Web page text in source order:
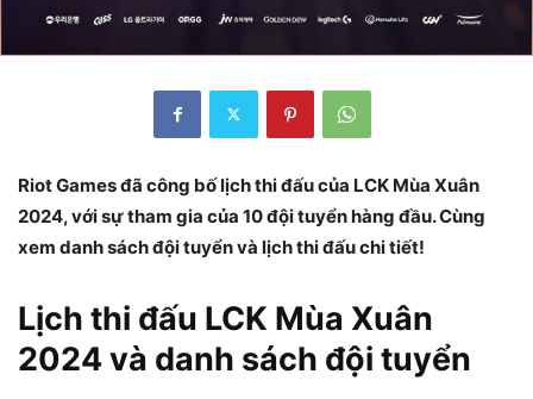
Riot Games đã công bố lịch thi đấu của LCK Mùa Xuân
2024, với sự tham gia của 10 đội tuyển hàng đầu. Cùng
xem danh sách đội tuyển và lịch thi đấu chi tiết!
Lịch thi đấu LCK Mùa Xuân
2024 và danh sách đội tuyển